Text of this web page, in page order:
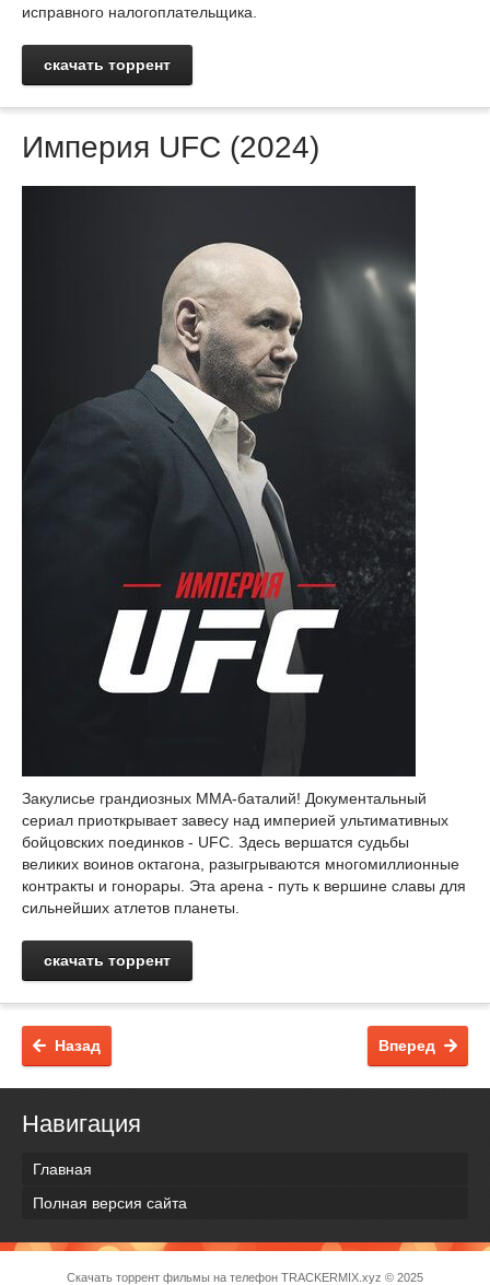
исправного налогоплательщика.
скачать торрент
Империя UFC (2024)
Закулисье грандиозных ММА-баталий! Документальный
сериал приоткрывает завесу над империей ультимативных
бойцовских поединков - UFC. Здесь вершатся судьбы
великих воинов октагона, разыгрываются многомиллионные
контракты и гонорары. Эта арена - путь к вершине славы для
сильнейших атлетов планеты.
скачать торрент
Назад Вперед
Навигация
Главная
Полная версия сайта
Скачать торрент фильмы на телефон TRACKERMIX.xyz © 2025